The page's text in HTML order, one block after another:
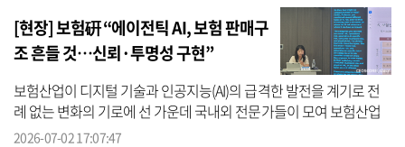
[현장] 보험硏 “에이전틱 AI, 보험 판매구
조 흔들 것…신뢰·투명성 구현”
보험산업이 디지털 기술과 인공지능(AI)의 급격한 발전을 계기로 전
례 없는 변화의 기로에 선 가운데 국내외 전문가들이 모여 보험산업
의 AI 혁신과 리스크 대응 방향을 모색하는 자리가 마련됐다. 이 자리
2026-07-02 17:07:47